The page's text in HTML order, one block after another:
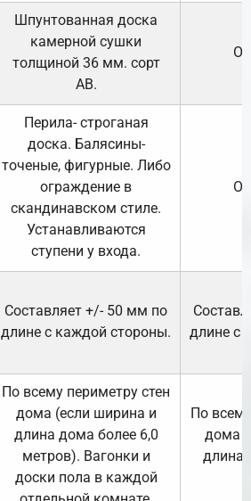
Шпунтованная доска
камерной сушки
толщиной 36 мм. сорт
АВ.
Перила- строганая
доска. Балясины-
точеные, фигурные. Либо
ограждение в
скандинавском стиле.
Устанавливаются
ступени у входа.
Составляет +/- 50 мм по
длине с каждой стороны.
длине с
По всему периметру стен
дома (если ширина и
длина дома более 6,0
метров). Вагонки и
доски пола в каждой
По
дома
длина